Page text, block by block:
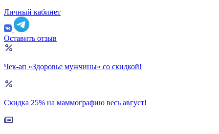
Личный кабинет
Оставить отзыв
Чек-ап «Здоровье мужчины» со скидкой!
Скидка 25% на маммографию весь август!